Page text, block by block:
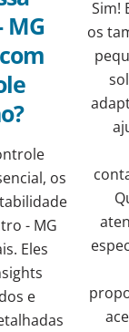
MG
os
- MG
Eles
e
Sim!
os